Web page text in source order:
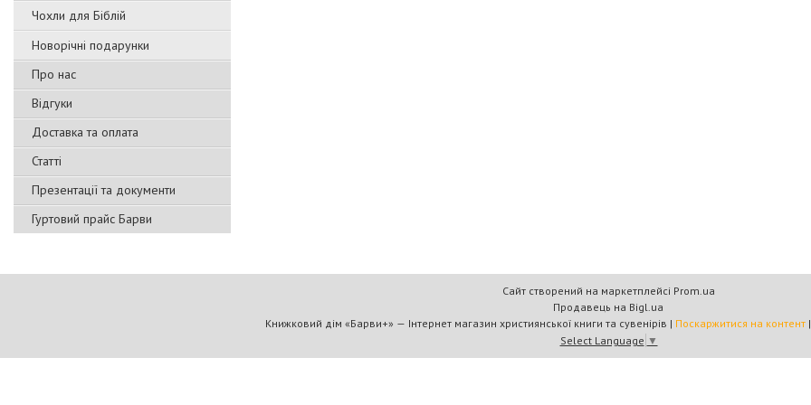
Чохли для Біблій
Новорічні подарунки
Про нас
Відгуки
Доставка та оплата
Статті
Презентації та документи
Гуртовий прайс Барви
Сайт створений на маркетплейсі Prom.ua
Продавець на Bigl.ua
Книжковий дім «Барви+» — Інтернет магазин християнської книги та сувенірів | Поскаржитися на контент |
Select Language ▼